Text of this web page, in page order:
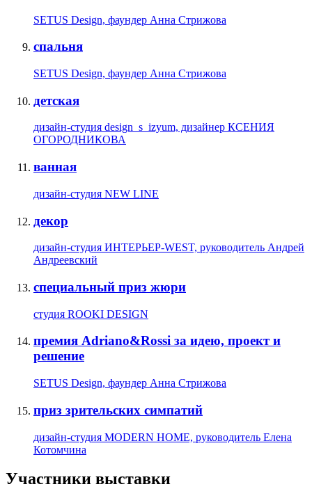
SETUS Design, фаундер Анна Стрижова
спальня
SETUS Design, фаундер Анна Стрижова
детская
дизайн-студия design_s_izyum, дизайнер КСЕНИЯ
ОГОРОДНИКОВА
ванная
дизайн-студия NEW LINE
декор
дизайн-студия ИНТЕРЬЕР-WEST, руководитель Андрей
Андреевский
специальный приз жюри
студия ROOKI DESIGN
премия Adriano&Rossi за идею, проект и
решение
SETUS Design, фаундер Анна Стрижова
приз зрительских симпатий
дизайн-студия MODERN HOME, руководитель Елена
Котомчина
Участники выставки